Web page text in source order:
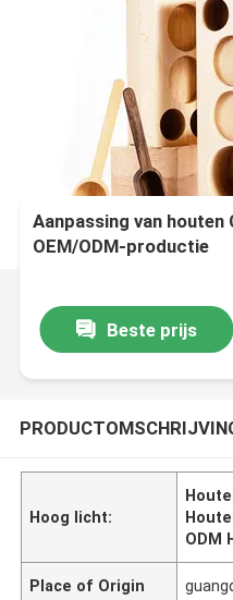
Aanpassing van houten
OEM/ODM-productie
Beste prijs
Hoog licht:
ODM
Place of Origin